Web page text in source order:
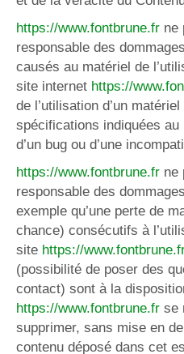
https://www.fontbrune.fr ne
responsable des
causés au matériel de
site internet https://
de l’utilisation d’un
spécifications indiquées au
d’un bug ou d’une
https://www.fontbrune.fr ne
responsable des
exemple qu’une perte de
chance) consécutifs à
site https://www.fontbrune.fr
(possibilité de poser des
contact) sont à la
https://www.fontbrune.fr se
supprimer, sans mise en
contenu déposé dans cet